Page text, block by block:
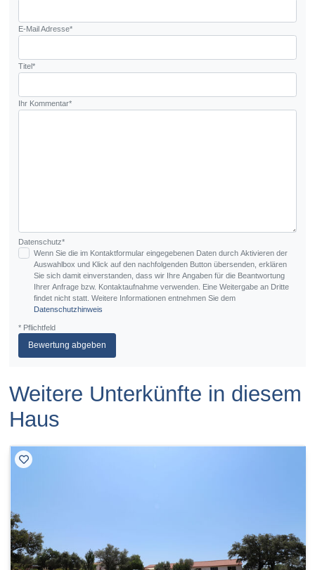
E-Mail Adresse*
Titel*
Ihr Kommentar*
Datenschutz*
Wenn Sie die im Kontaktformular eingegebenen Daten durch Aktivieren der
Auswahlbox und Klick auf den nachfolgenden Button übersenden, erklären
Sie sich damit einverstanden, dass wir Ihre Angaben für die Beantwortung
Ihrer Anfrage bzw. Kontaktaufnahme verwenden. Eine Weitergabe an Dritte
findet nicht statt. Weitere Informationen entnehmen Sie dem
Datenschutzhinweis
* Pflichtfeld
Bewertung abgeben
Weitere Unterkünfte in diesem
Haus